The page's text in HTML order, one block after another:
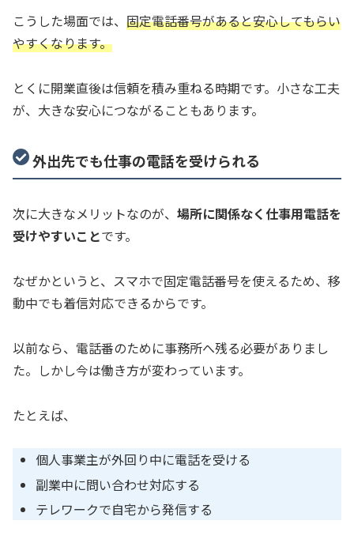
こうした場面では、 固定電話番号があると安心してもらい
やすくなります。
とくに開業直後は信頼を積み重ねる時期です。小さな工夫
が、大きな安心につながることもあります。
外出先でも仕事の電話を受けられる
次に大きなメリットなのが、 場所に関係なく仕事用電話を
受けやすいことです。
なぜかというと、スマホで固定電話番号を使えるため、移
動中でも着信対応できるからです。
以前なら、電話番のために事務所へ残る必要がありまし
た。しかし今は働き方が変わっています。
たとえば、
個人事業主が外回り中に電話を受ける
副業中に問い合わせ対応する
テレワークで自宅から発信する